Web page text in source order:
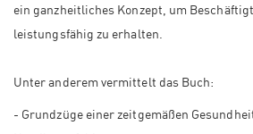
ein ganzheitliches Konzept, um
leistungsfähig zu erhalten.
Unter anderem vermittelt das Buch:
- Grundzüge einer zeitgemäßen